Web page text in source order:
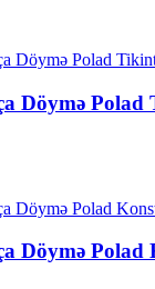
Döymə Polad
Döymə Polad